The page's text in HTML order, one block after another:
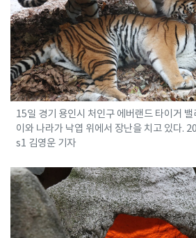
15일 경기 용인시 처인구 에버랜드 타이거
이와 나라가 낙엽 위에서 장난을 치고 있다
s1 김영운 기자